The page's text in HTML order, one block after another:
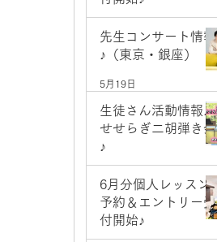
先生コンサート情報
♪（東京・銀座）
5月19日
生徒さん活動情報♪
せせらぎ二胡弾き会
♪
6月分個人レッスン
予約＆エントリー受
付開始♪